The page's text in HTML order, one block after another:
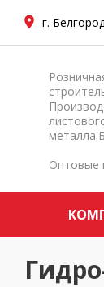
г.
Оптовые